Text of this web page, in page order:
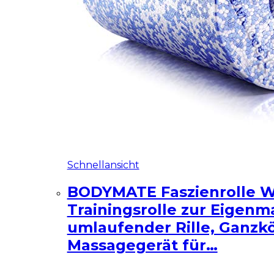
Schnellansicht
BODYMATE Faszienrolle
Trainingsrolle zur
umlaufender Rille,
Massagegerät für…